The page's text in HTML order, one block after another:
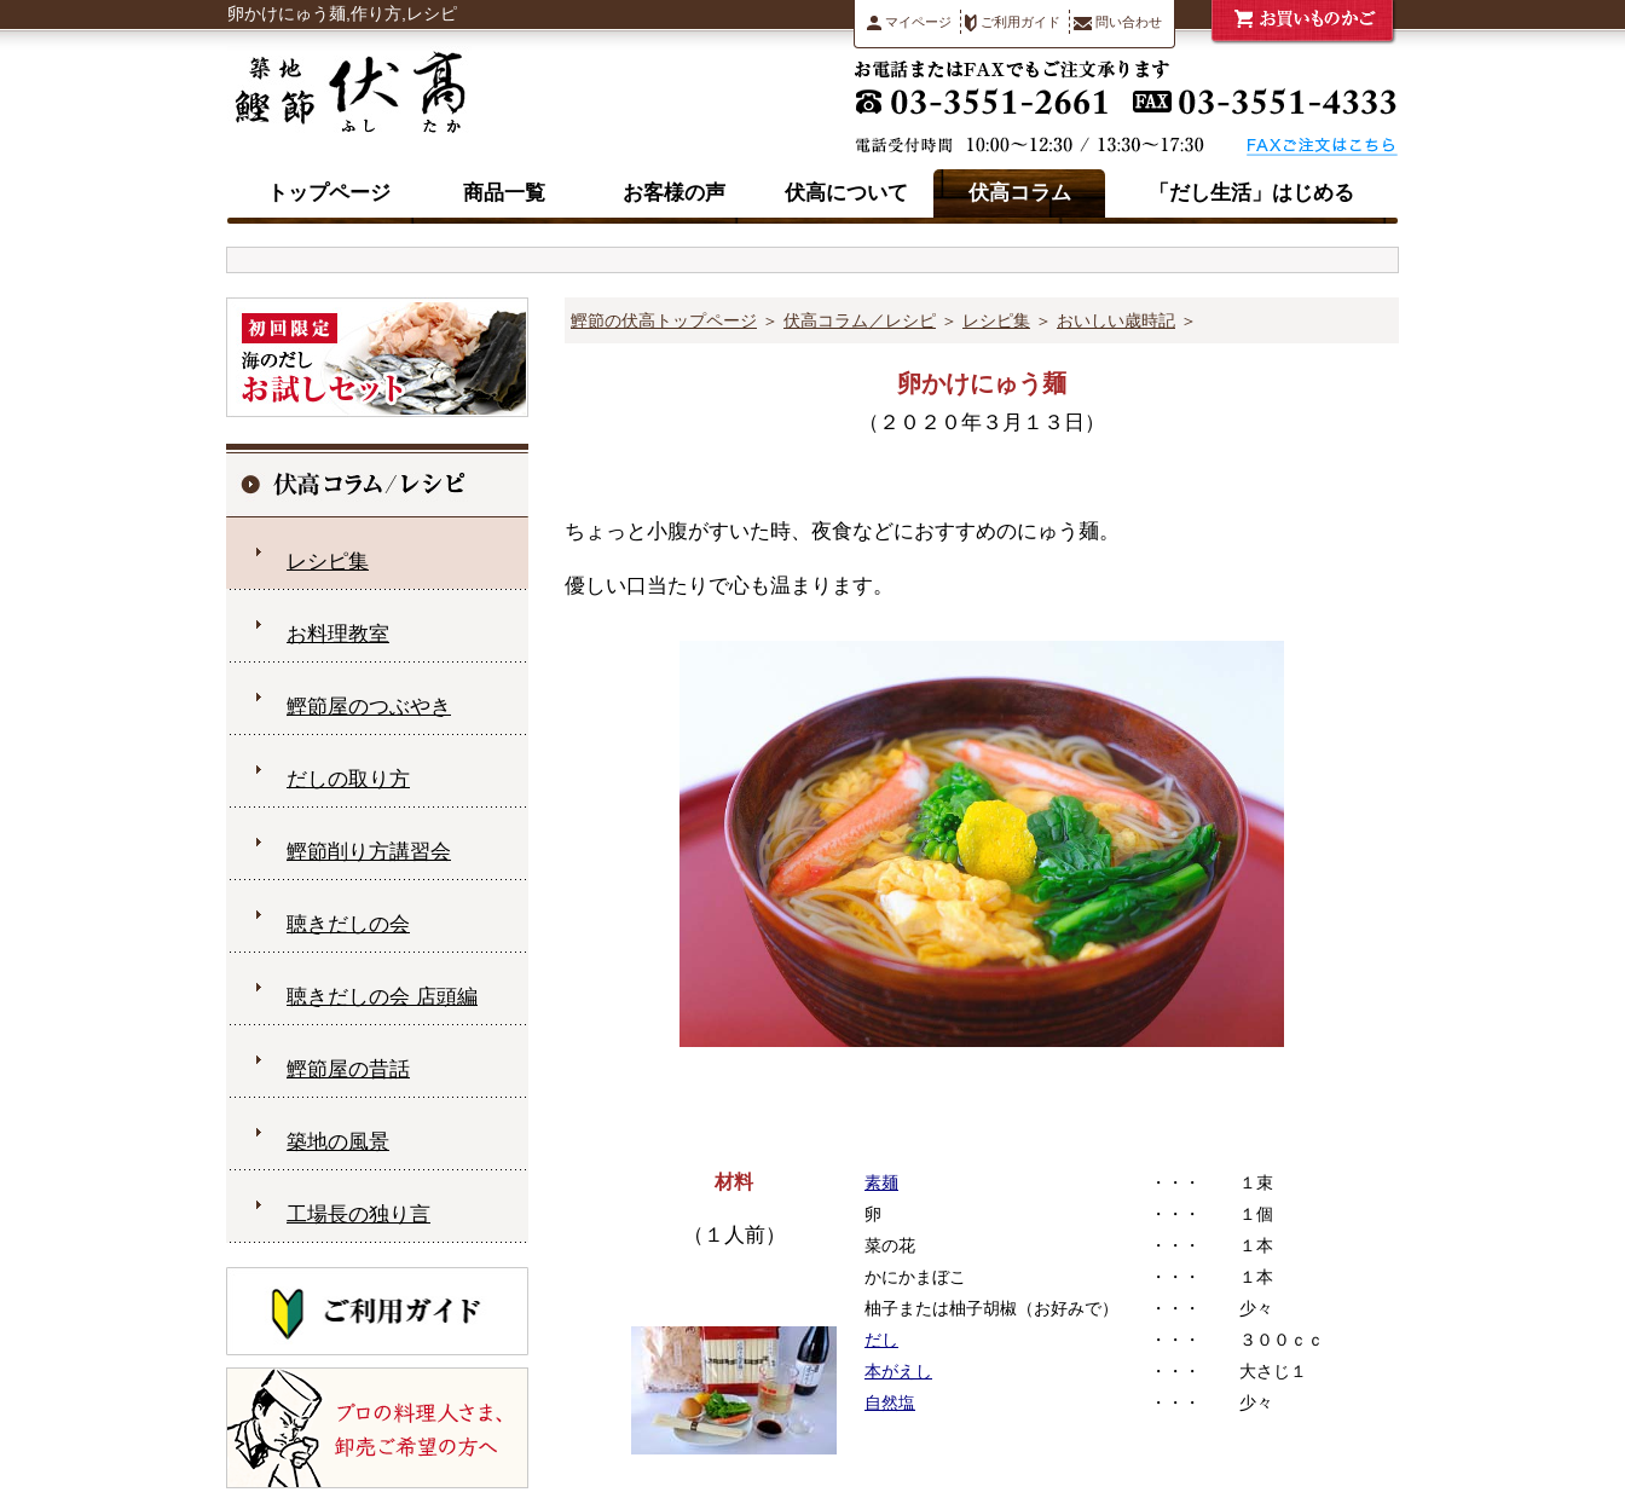
卵かけにゅう麺,作り方,レシピ マイページ ご利用ガイド 問い合わせ
トップページ 商品一覧 お客様の声 伏高について 伏高コラム 「だし生活」はじめる
鰹節の伏高トップページ ＞ 伏高コラム／レシピ ＞ レシピ集 ＞ おいしい歳時記 ＞
卵かけにゅう麺
（２０２０年３月１３日）
ちょっと小腹がすいた時、夜食などにおすすめのにゅう麺。
優しい口当たりで心も温まります。
材料
（１人前）
素麺 ・・・
１束
卵
・・・
１個
菜の花
・・・
１本
かにかまぼこ
・・・
１本
柚子または柚子胡椒（お好みで）
・・・
少々
だし
・・・
３００ｃｃ
本がえし
・・・
大さじ１
自然塩
・・・ 少々
レシピ集
お料理教室
鰹節屋のつぶやき
だしの取り方
鰹節削り方講習会
聴きだしの会
聴きだしの会 店頭編
鰹節屋の昔話
築地の風景
工場長の独り言